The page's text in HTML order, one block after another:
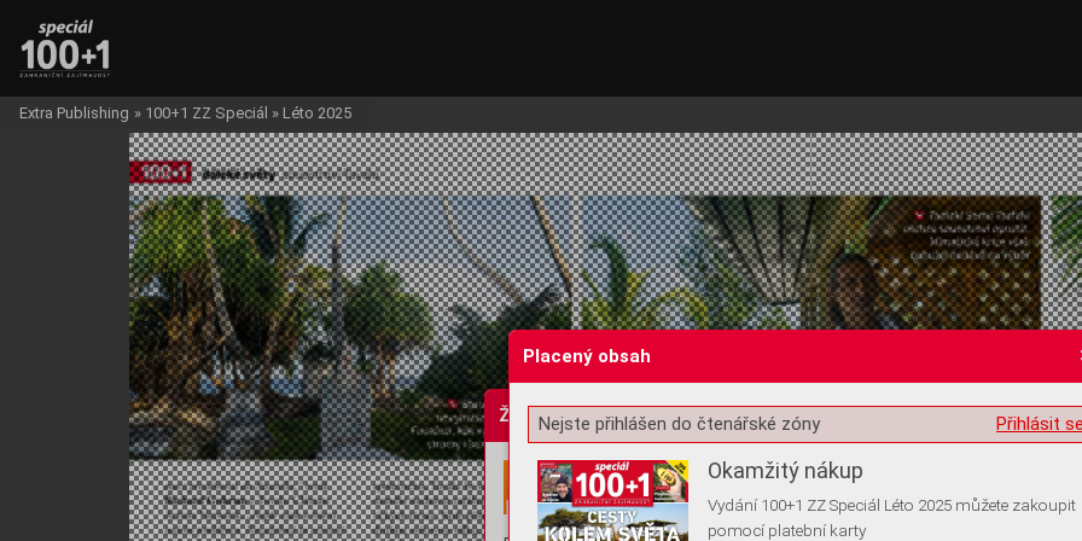
Žádost o souhlas s ukládáním volitelných informací
Extra Publishing » 100+1 ZZ Speciál » Léto 2025
Placený obsah
Přihlásit
Nejste přihlášen do čtenářské zóny
Okamžitý nákup
Vydání 100+1 ZZ Speciál Léto 2025 můžete zakoupit
pomocí platební karty